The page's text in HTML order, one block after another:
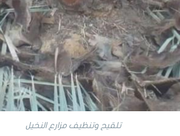
تلقيح وتنظيف مزارع النخيل